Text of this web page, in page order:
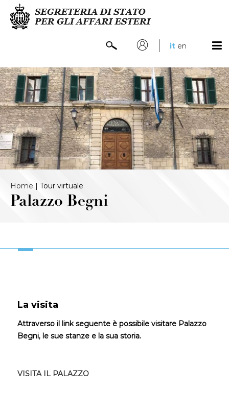
it en
Home | Tour virtuale
Palazzo Begni
La visita
Attraverso il link seguente è possibile visitare Palazzo
Begni, le sue stanze e la sua storia.
VISITA IL PALAZZO